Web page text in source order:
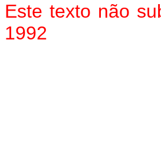
Este texto não
1992